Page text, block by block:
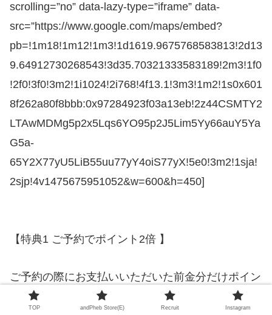
scrolling=”no” data-lazy-type=”iframe” data-
src=”https://www.google.com/maps/embed?
pb=!1m18!1m12!1m3!1d1619.9675768583813!2d13
9.64912730268543!3d35.70321333583189!2m3!1f0
!2f0!3f0!3m2!1i1024!2i768!4f13.1!3m3!1m2!1s0x601
8f262a80f8bbb:0x97284923f03a13eb!2z44CSMTY2
LTAwMDMg5p2x5Lqs6YO95p2J5Lim5Yy66auY5Ya
G5a-
65Y2X77yU5LiB55uu77yY4oiS77yX!5e0!3m2!1sja!
2sjp!4v1475675951052&w=600&h=450]
【特典1 ご予約でポイント2倍 】
ご予約の際にお支払いいただいた前金分だけポイン
トを倍付けさせていただきます。
TOP andPheb Store(E) Recruit Instagram